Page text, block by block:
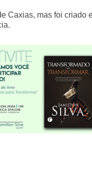
Caxias, mas foi criado